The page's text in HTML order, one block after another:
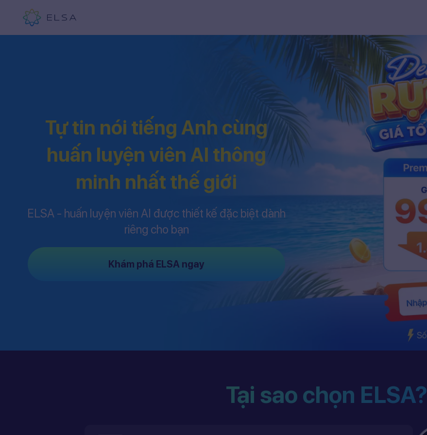
Tự tin nói tiếng Anh cùng
huấn luyện viên AI thông
minh nhất thế giới
ELSA - huấn luyện viên AI được thiết kế đặc biệt dành
riêng cho bạn
Khám phá ELSA ngay
Tại sao chọn ELSA?